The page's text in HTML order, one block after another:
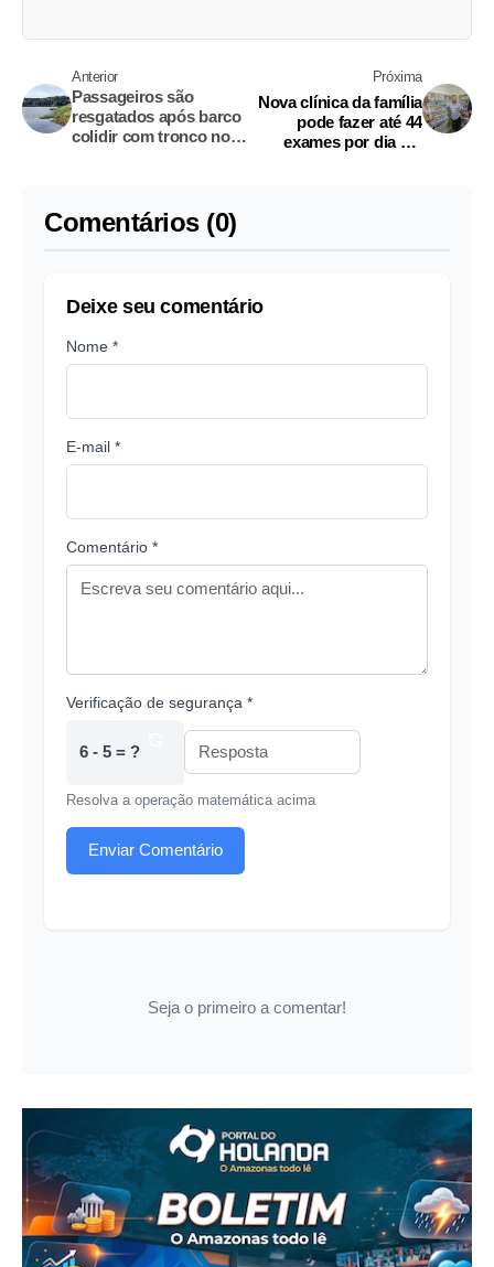
Anterior
Passageiros são
resgatados após barco
colidir com tronco no
Próxima
Nova clínica da família
pode fazer até 44
exames por dia em
Comentários (0)
Deixe seu comentário
Nome *
E-mail *
Comentário *
Verificação de segurança *
6 - 5 = ?
Resolva a operação matemática acima
Enviar Comentário
Seja o primeiro a comentar!